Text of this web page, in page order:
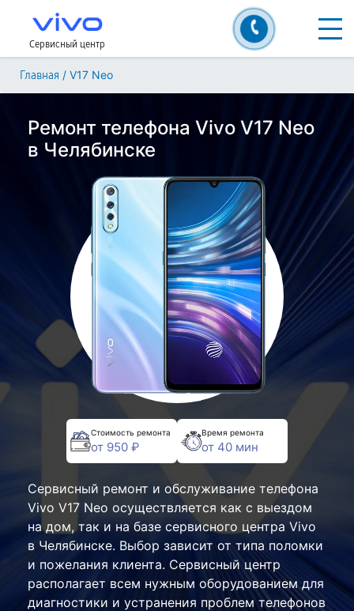
Сервисный центр
Главная / V17 Neo
Ремонт телефона Vivo V17 Neo
в Челябинске
Стоимость ремонта
от 950 ₽
Время ремонта
от 40 мин
Сервисный ремонт и обслуживание телефона
Vivo V17 Neo осуществляется как с выездом
на дом, так и на базе сервисного центра Vivo
в Челябинске. Выбор зависит от типа поломки
и пожелания клиента. Сервисный центр
располагает всем нужным оборудованием для
диагностики и устранения проблем телефонов